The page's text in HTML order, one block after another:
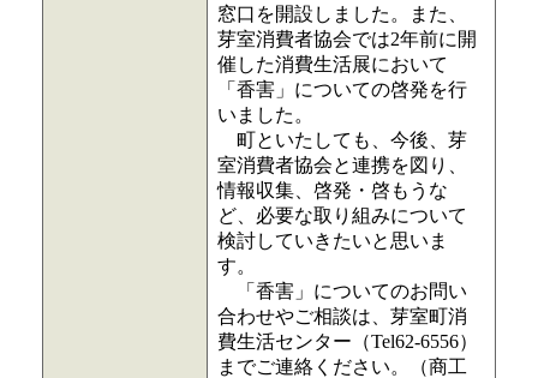
窓口を開設しました。また、
芽室消費者協会では2年前に開
催した消費生活展において
「香害」についての啓発を行
いました。
町といたしても、今後、芽
室消費者協会と連携を図り、
情報収集、啓発・啓もうな
ど、必要な取り組みについて
検討していきたいと思いま
す。
「香害」についてのお問い
合わせやご相談は、芽室町消
費生活センター（Tel62-6556）
までご連絡ください。（商工